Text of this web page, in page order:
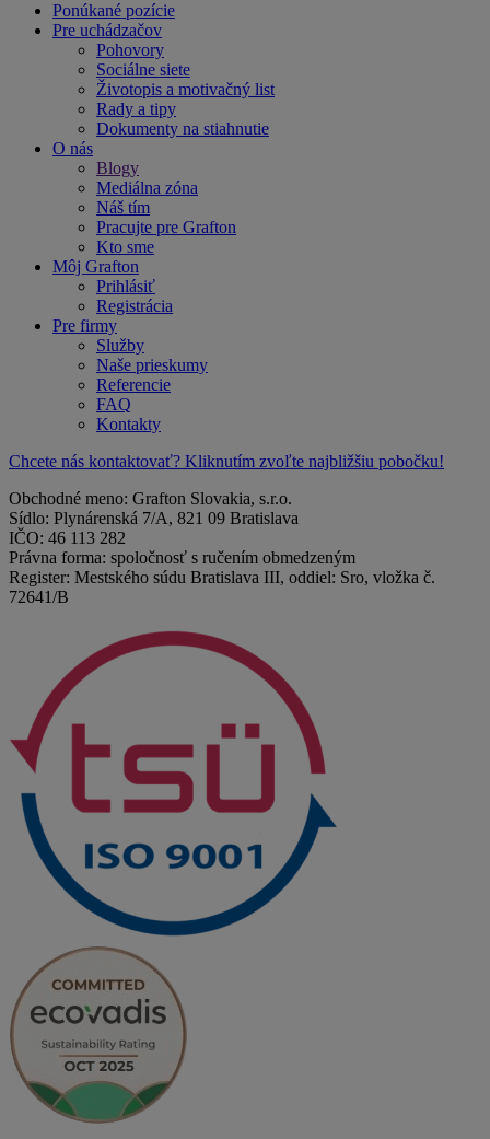
Ponúkané pozície
Pre uchádzačov
Pohovory
Sociálne siete
Životopis a motivačný list
Rady a tipy
Dokumenty na stiahnutie
O nás
Blogy
Mediálna zóna
Náš tím
Pracujte pre Grafton
Kto sme
Môj Grafton
Prihlásiť
Registrácia
Pre firmy
Služby
Naše prieskumy
Referencie
FAQ
Kontakty
Chcete nás kontaktovať? Kliknutím zvoľte najbližšiu pobočku!
Obchodné meno: Grafton Slovakia, s.r.o.
Sídlo: Plynárenská 7/A, 821 09 Bratislava
IČO: 46 113 282
Právna forma: spoločnosť s ručením obmedzeným
Register: Mestského súdu Bratislava III, oddiel: Sro, vložka č.
72641/B